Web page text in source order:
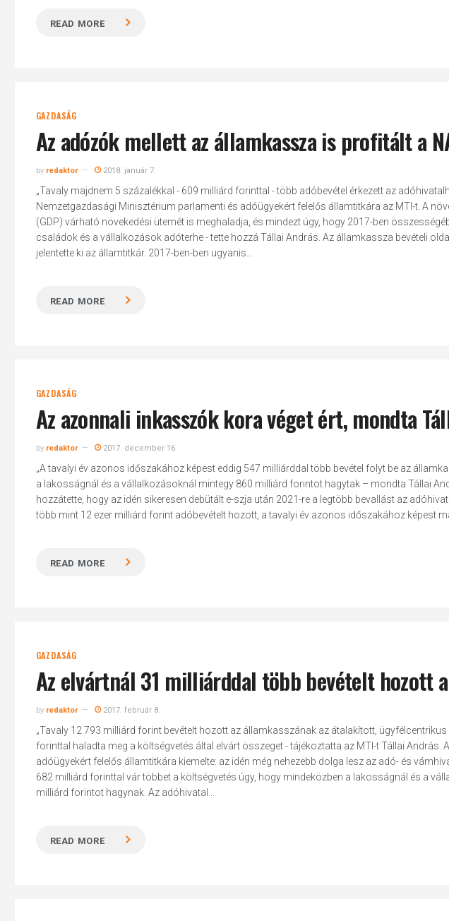
READ MORE
GAZDASÁG
Az adózók mellett az államkassza is profitált a
by redaktor 2018. január 7.
„Tavaly majdnem 5 százalékkal - 609 milliárd forinttal - több adóbevétel érkezett az
Nemzetgazdasági Minisztérium parlamenti és adóügyekért felelős államtitkára az MTI-t. A
(GDP) várható növekedési ütemét is meghaladja, és mindezt úgy, hogy 2017-ben
családok és a vállalkozások adóterhe - tette hozzá Tállai András. Az államkassza bevételi
jelentette ki az államtitkár. 2017-ben-ben ugyanis...
READ MORE
GAZDASÁG
Az azonnali inkasszók kora véget ért, mondta
by redaktor 2017. december 16.
„A tavalyi év azonos időszakához képest eddig 547 milliárddal több bevétel folyt be az
a lakosságnál és a vállalkozásoknál mintegy 860 milliárd forintot hagytak – mondta Tállai
hozzátette, hogy az idén sikeresen debütált e-szja után 2021-re a legtöbb bevallást az
több mint 12 ezer milliárd forint adóbevételt hozott, a tavalyi év azonos időszakához képest
READ MORE
GAZDASÁG
Az elvártnál 31 milliárddal több bevételt hozott
by redaktor 2017. február 8.
„Tavaly 12 793 milliárd forint bevételt hozott az államkasszának az átalakított,
forinttal haladta meg a költségvetés által elvárt összeget - tájékoztatta az MTI-t Tállai
adóügyekért felelős államtitkára kiemelte: az idén még nehezebb dolga lesz az adó- és
682 milliárd forinttal vár többet a költségvetés úgy, hogy mindeközben a lakosságnál és a
milliárd forintot hagynak. Az adóhivatal...
READ MORE